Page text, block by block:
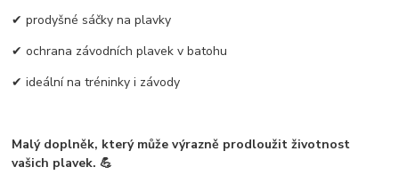
✔ prodyšné sáčky na plavky
✔ ochrana závodních plavek v batohu
✔ ideální na tréninky i závody
Malý doplněk, který můževýrazně prodloužit životnost
vašich plavek. 💪